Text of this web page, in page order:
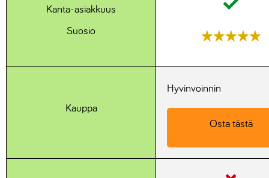
Paljasjalkakengät
Kanta-asiakkuus
Suosio
Kauppa
Hyvinvoinnin
Osta tästä